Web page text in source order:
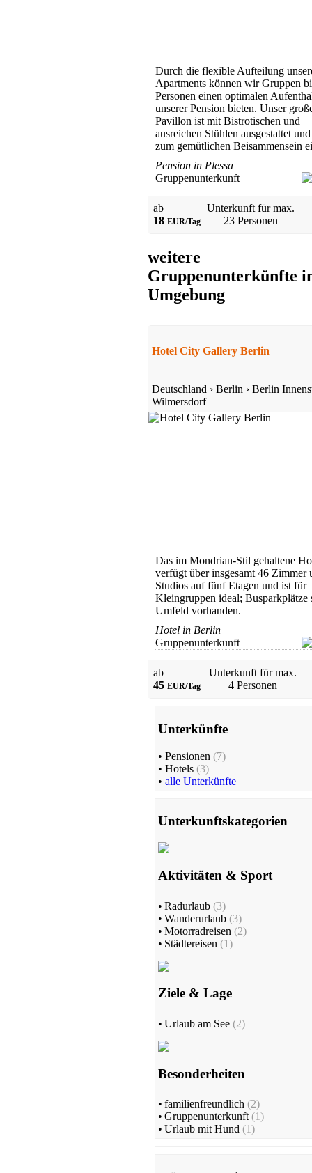
Durch die flexible Aufteilung
Apartments können wir Gruppen
Personen einen optimalen
unserer Pension bieten. Unser
Pavillon ist mit Bistrotischen und
ausreichen Stühlen ausgestattet
zum gemütlichen Beisammensein
Pension in Plessa
Gruppenunterkunft
ab
18 EUR/Tag
Unterkunft für max.
23 Personen
weitere
Gruppenunterkünfte
Umgebung
Hotel City Gallery Berlin
Deutschland › Berlin › Berlin
Wilmersdorf
Das im Mondrian-Stil gehaltene
verfügt über insgesamt 46 Zimmer
Studios auf fünf Etagen und ist für
Kleingruppen ideal; Busparkplätze
Umfeld vorhanden.
Hotel in Berlin
Gruppenunterkunft
ab
45 EUR/Tag
Unterkunft für max.
4 Personen
Unterkünfte
• Pensionen (7)
• Hotels (3)
• alle Unterkünfte
Unterkunftskategorien
Aktivitäten & Sport
• Radurlaub (3)
• Wanderurlaub (3)
• Motorradreisen (2)
• Städtereisen (1)
Ziele & Lage
• Urlaub am See (2)
Besonderheiten
• familienfreundlich (2)
• Gruppenunterkunft (1)
• Urlaub mit Hund (1)